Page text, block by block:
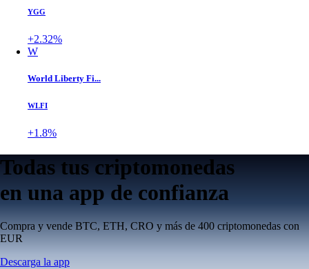
YGG
+2.32%
W
World Liberty Fi...
WLFI
+1.8%
Todas tus criptomonedas
en una app de confianza
Compra y vende BTC, ETH, CRO y más de 400 criptomonedas con
EUR
Descarga la app